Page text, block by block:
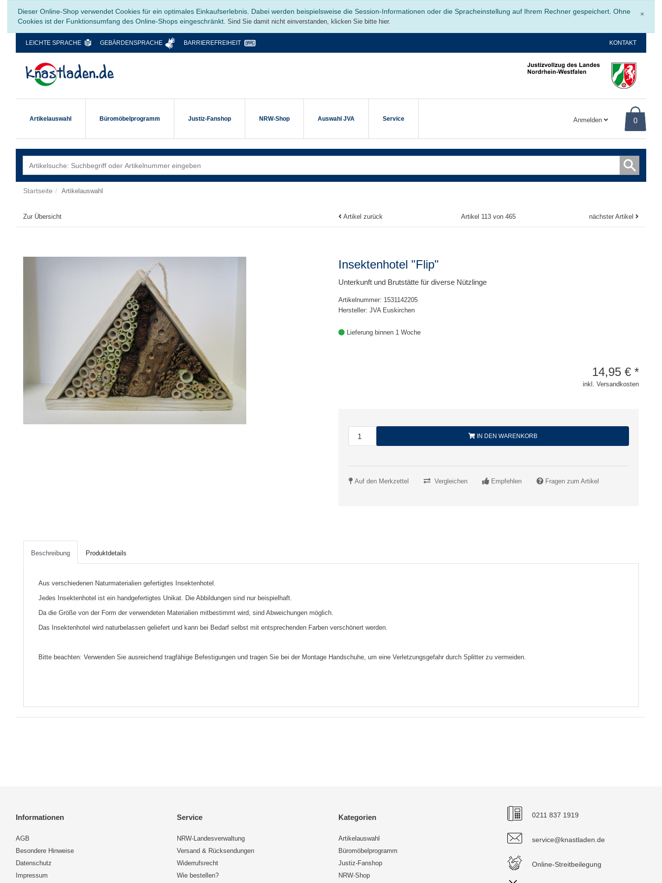
×
Dieser Online-Shop verwendet Cookies für ein optimales Einkaufserlebnis. Dabei werden beispielsweise die Session-Informationen oder die Spracheinstellung auf Ihrem Rechner gespeichert. Ohne
Cookies ist der Funktionsumfang des Online-Shops eingeschränkt. Sind Sie damit nicht einverstanden, klicken Sie bitte hier.
LEICHTE SPRACHE GEBÄRDENSPRACHE BARRIEREFREIHEIT KONTAKT
Artikelauswahl Büromöbelprogramm Justiz-Fanshop NRW-Shop Auswahl JVA Service Anmelden 0
Startseite Artikelauswahl
Zur Übersicht Artikel zurück Artikel 113 von 465 nächster Artikel
Insektenhotel "Flip"
Unterkunft und Brutstätte für diverse Nützlinge
Artikelnummer: 1531142205
Hersteller: JVA Euskirchen
Lieferung binnen 1 Woche
14,95 € *
inkl. Versandkosten
IN DEN WARENKORB
Auf den Merkzettel Vergleichen Empfehlen Fragen zum Artikel
Beschreibung Produktdetails
Aus verschiedenen Naturmaterialien gefertigtes Insektenhotel.
Jedes Insektenhotel ist ein handgefertigtes Unikat. Die Abbildungen sind nur beispielhaft.
Da die Größe von der Form der verwendeten Materialien mitbestimmt wird, sind Abweichungen möglich.
Das Insektenhotel wird naturbelassen geliefert und kann bei Bedarf selbst mit entsprechenden Farben verschönert werden.
Bitte beachten: Verwenden Sie ausreichend tragfähige Befestigungen und tragen Sie bei der Montage Handschuhe, um eine Verletzungsgefahr durch Splitter zu vermeiden.
Informationen
AGB
Besondere Hinweise
Datenschutz
Impressum
Service
NRW-Landesverwaltung
Versand & Rücksendungen
Widerrufsrecht
Wie bestellen?
Kategorien
Artikelauswahl
Büromöbelprogramm
Justiz-Fanshop
NRW-Shop
0211 837 1919
service@knastladen.de
Online-Streitbeilegung